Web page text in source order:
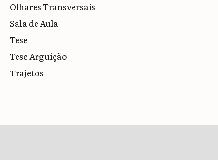
Olhares Transversais
Sala de Aula
Tese
Tese Arguição
Trajetos